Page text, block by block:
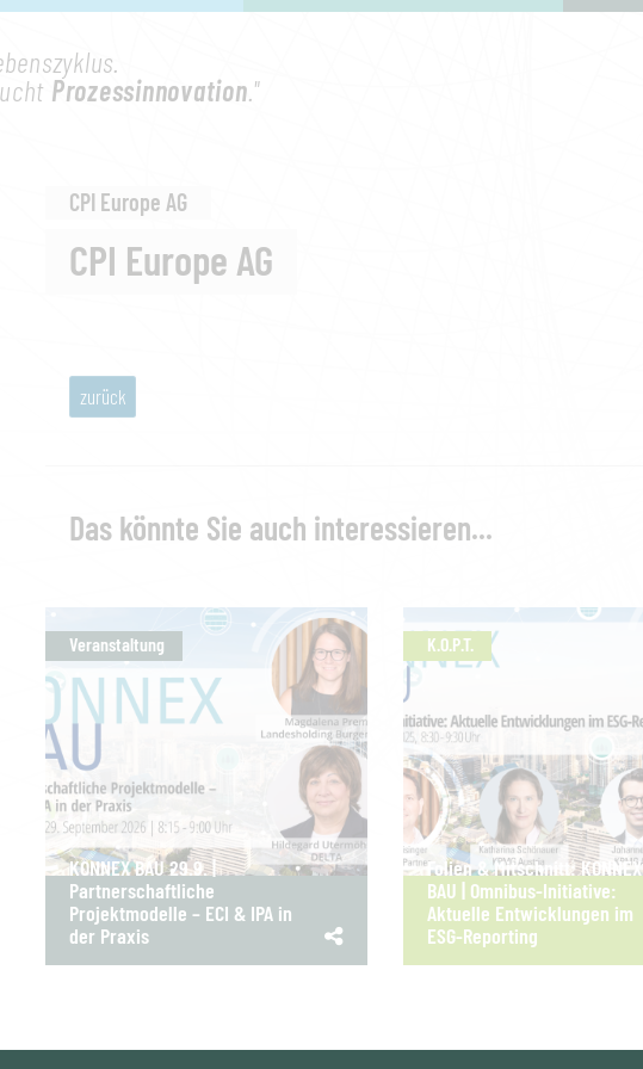
Prozessinnovation."
CPI Europe AG
CPI Europe AG
zurück
Das könnte Sie auch interessieren...
Veranstaltung
KONNEX BAU 29.9. |
Partnerschaftliche
Projektmodelle – ECI & IPA in
der Praxis
K.O.P.T.
Folien & Mitschnitt: KONNEX
BAU | Omnibus-Initiative:
Aktuelle Entwicklungen im
ESG-Reporting